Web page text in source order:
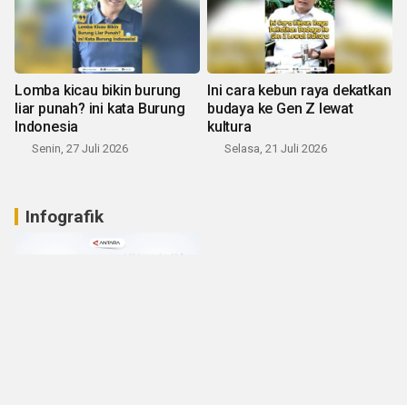
Lomba kicau bikin burung
liar punah? ini kata Burung
Indonesia
Senin, 27 Juli 2026
Ini cara kebun raya dekatkan
budaya ke Gen Z lewat
kultura
Selasa, 21 Juli 2026
Infografik